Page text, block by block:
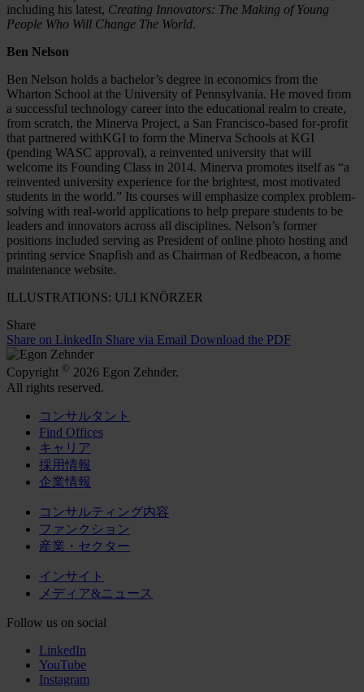
including his latest, Creating Innovators: The Making of Young
People Who Will Change The World.
Ben Nelson
Ben Nelson holds a bachelor’s degree in economics from the
Wharton School at the University of Pennsylvania. He moved from
a successful technology career into the educational realm to create,
from scratch, the Minerva Project, a San Francisco-based for-profit
that partnered withKGI to form the Minerva Schools at KGI
(pending WASC approval), a reinvented university that will
welcome its Founding Class in 2014. Minerva promotes itself as “a
reinvented university experience for the brightest, most motivated
students in the world.” Its courses will emphasize complex problem-
solving with real-world applications to help prepare students to be
leaders and innovators across all disciplines. Nelson’s former
positions included serving as President of online photo hosting and
printing service Snapfish and as Chairman of Redbeacon, a home
maintenance website.
ILLUSTRATIONS: ULI KNÖRZER
Share
Share on LinkedIn Share via Email Download the PDF
Copyright © 2026 Egon Zehnder.
All rights reserved.
コンサルタント
Find Offices
キャリア
採用情報
企業情報
コンサルティング内容
ファンクション
産業・セクター
インサイト
メディア&ニュース
Follow us on social
LinkedIn
YouTube
Instagram